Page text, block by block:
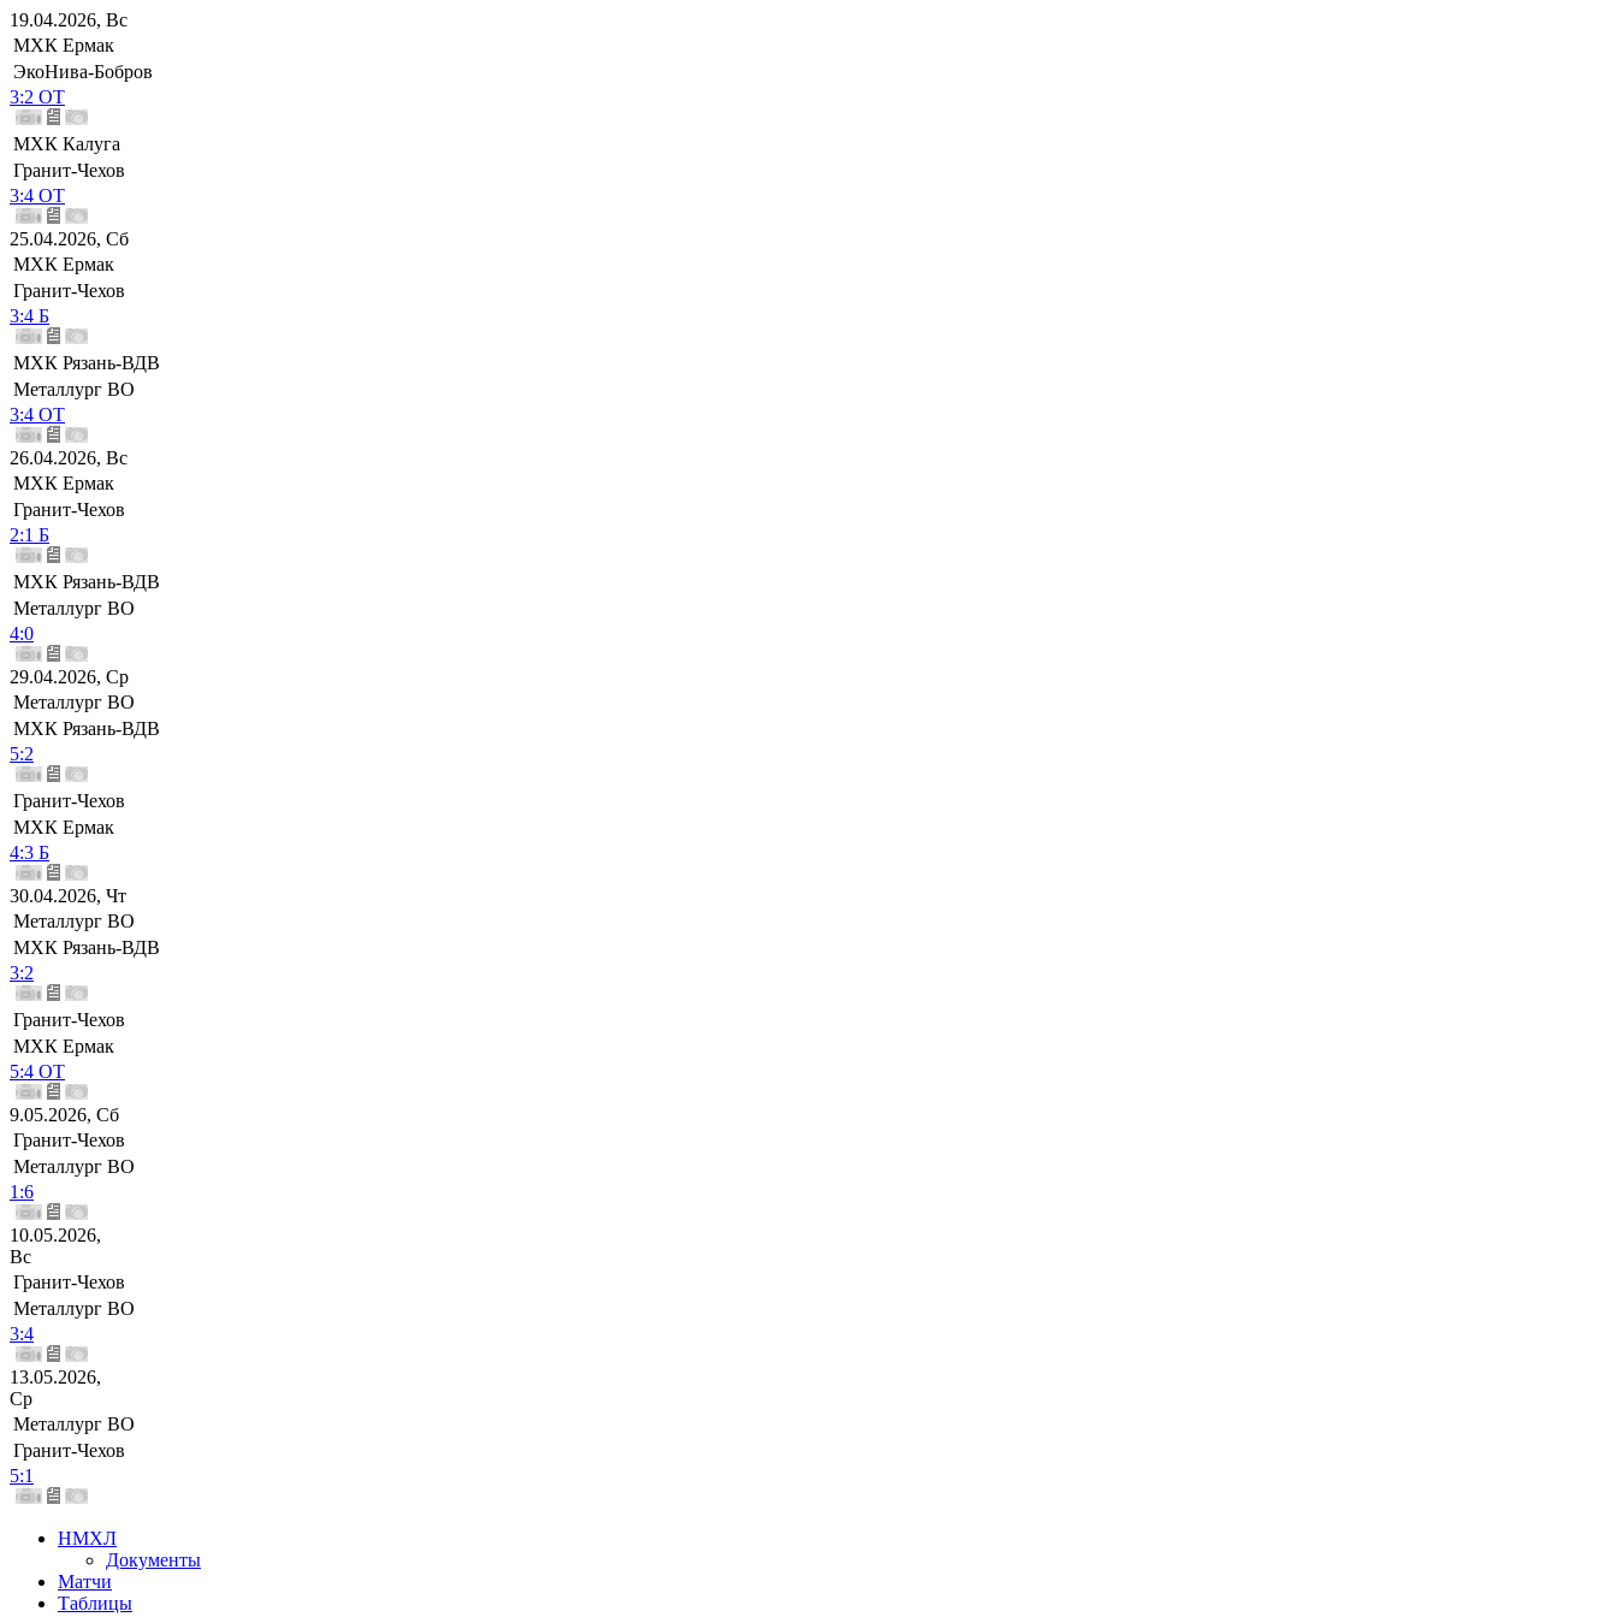
19.04.2026, Вс
МХК Ермак
ЭкоНива-Бобров
3:2 ОТ
МХК Калуга
Гранит-Чехов
3:4 ОТ
25.04.2026, Сб
МХК Ермак
Гранит-Чехов
3:4 Б
МХК Рязань-ВДВ
Металлург ВО
3:4 ОТ
26.04.2026, Вс
МХК Ермак
Гранит-Чехов
2:1 Б
МХК Рязань-ВДВ
Металлург ВО
4:0
29.04.2026, Ср
Металлург ВО
МХК Рязань-ВДВ
5:2
Гранит-Чехов
МХК Ермак
4:3 Б
30.04.2026, Чт
Металлург ВО
МХК Рязань-ВДВ
3:2
Гранит-Чехов
МХК Ермак
5:4 ОТ
9.05.2026, Сб
Гранит-Чехов
Металлург ВО
1:6
10.05.2026,
Вс
Гранит-Чехов
Металлург ВО
3:4
13.05.2026,
Ср
Металлург ВО
Гранит-Чехов
5:1
НМХЛ
Документы
Матчи
Таблицы